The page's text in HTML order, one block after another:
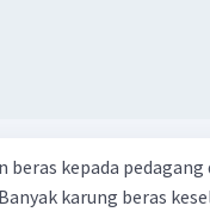
beras kepada
karung beras